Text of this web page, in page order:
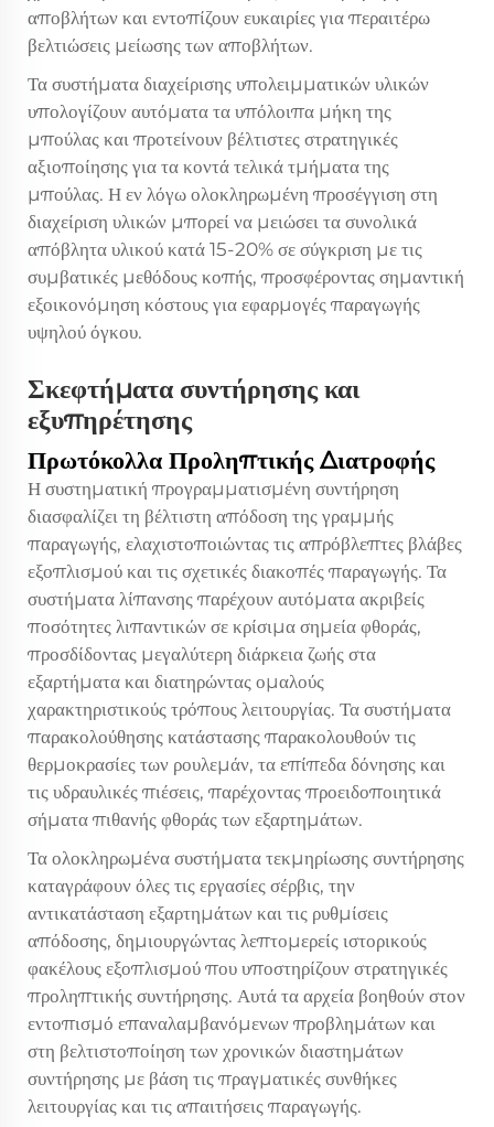
αποβλήτων και εντοπίζουν ευκαιρίες για περαιτέρω
βελτιώσεις μείωσης των αποβλήτων.
Τα συστήματα διαχείρισης υπολειμματικών υλικών
υπολογίζουν αυτόματα τα υπόλοιπα μήκη της
μπούλας και προτείνουν βέλτιστες στρατηγικές
αξιοποίησης για τα κοντά τελικά τμήματα της
μπούλας. Η εν λόγω ολοκληρωμένη προσέγγιση στη
διαχείριση υλικών μπορεί να μειώσει τα συνολικά
απόβλητα υλικού κατά 15-20% σε σύγκριση με τις
συμβατικές μεθόδους κοπής, προσφέροντας σημαντική
εξοικονόμηση κόστους για εφαρμογές παραγωγής
υψηλού όγκου.
Σκεφτήματα συντήρησης και
εξυπηρέτησης
Πρωτόκολλα Προληπτικής Διατροφής
Η συστηματική προγραμματισμένη συντήρηση
διασφαλίζει τη βέλτιστη απόδοση της γραμμής
παραγωγής, ελαχιστοποιώντας τις απρόβλεπτες βλάβες
εξοπλισμού και τις σχετικές διακοπές παραγωγής. Τα
συστήματα λίπανσης παρέχουν αυτόματα ακριβείς
ποσότητες λιπαντικών σε κρίσιμα σημεία φθοράς,
προσδίδοντας μεγαλύτερη διάρκεια ζωής στα
εξαρτήματα και διατηρώντας ομαλούς
χαρακτηριστικούς τρόπους λειτουργίας. Τα συστήματα
παρακολούθησης κατάστασης παρακολουθούν τις
θερμοκρασίες των ρουλεμάν, τα επίπεδα δόνησης και
τις υδραυλικές πιέσεις, παρέχοντας προειδοποιητικά
σήματα πιθανής φθοράς των εξαρτημάτων.
Τα ολοκληρωμένα συστήματα τεκμηρίωσης συντήρησης
καταγράφουν όλες τις εργασίες σέρβις, την
αντικατάσταση εξαρτημάτων και τις ρυθμίσεις
απόδοσης, δημιουργώντας λεπτομερείς ιστορικούς
φακέλους εξοπλισμού που υποστηρίζουν στρατηγικές
προληπτικής συντήρησης. Αυτά τα αρχεία βοηθούν στον
εντοπισμό επαναλαμβανόμενων προβλημάτων και
στη βελτιστοποίηση των χρονικών διαστημάτων
συντήρησης με βάση τις πραγματικές συνθήκες
λειτουργίας και τις απαιτήσεις παραγωγής.